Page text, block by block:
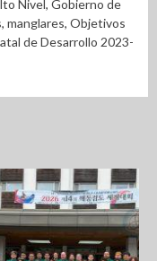
Nivel, Gobierno de
, manglares, Objetivos
de Desarrollo 2023-